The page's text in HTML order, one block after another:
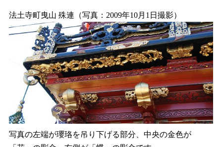
法土寺町曳山 殊連（写真：2009年10月1日撮影）
写真の左端が瓔珞を吊り下げる部分、中央の金色が